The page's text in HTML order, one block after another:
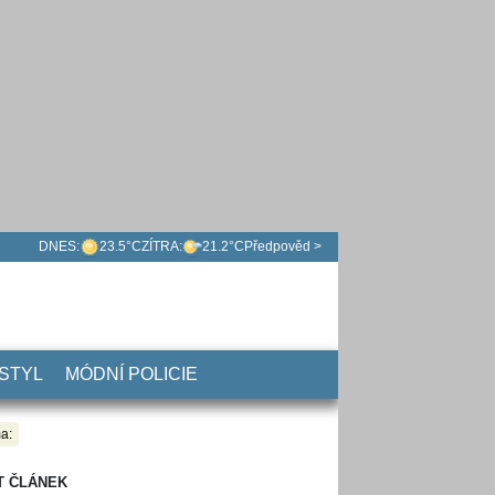
DNES: 23.5°CZÍTRA: 21.2°C Předpověd >
MÓDNÍ POLICIE
ČLÁNEK